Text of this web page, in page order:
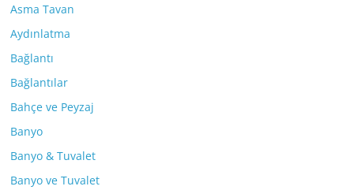
Asma Tavan
Aydınlatma
Bağlantı
Bağlantılar
Bahçe ve Peyzaj
Banyo
Banyo & Tuvalet
Banyo ve Tuvalet